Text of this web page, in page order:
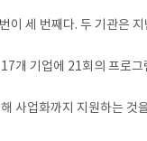
세 번째다. 두 기관은
개 기업에 21회의 프로
사업화까지 지원하는 것